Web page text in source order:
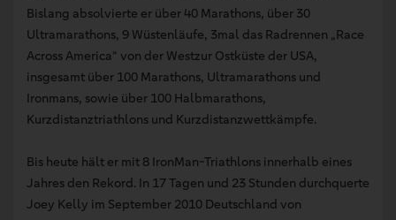
Bislang absolvierte er über 40 Marathons, über 30
Ultramarathons, 9 Wüstenläufe, 3mal das Radrennen „Race
Across America“ von der Westzur Ostküste der USA,
insgesamt über 100 Marathons, Ultramarathons und
Ironmans, sowie über 100 Halbmarathons,
Kurzdistanztriathlons und Kurzdistanzwettkämpfe.
Bis heute hält er mit 8 IronMan-Triathlons innerhalb eines
Jahres den Rekord. In 17 Tagen und 23 Stunden durchquerte
Joey Kelly im September 2010 Deutschland von